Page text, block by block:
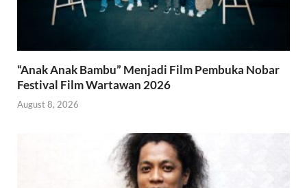
“Anak Anak Bambu” Menjadi Film Pembuka Nobar
Festival Film Wartawan 2026
August 8, 2026